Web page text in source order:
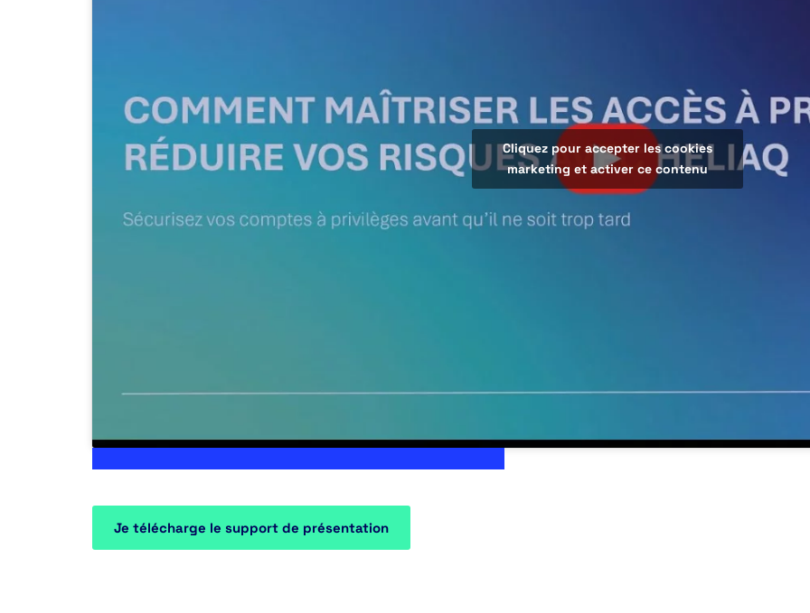
Cliquez pour accepter les cookies
marketing et activer ce contenu
Je télécharge le support de présentation